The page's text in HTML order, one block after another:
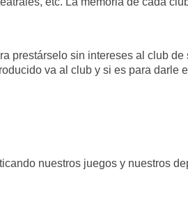
prestárselo sin intereses al club de
va al club y si es para darle
nuestros juegos y nuestros